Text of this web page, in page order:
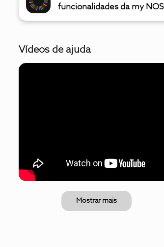
funcionalidades da my NOS
Vídeos de ajuda
Mostrar mais